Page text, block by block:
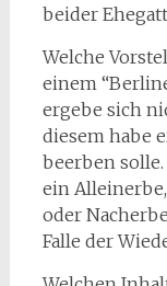
beider
Welche
einem
ergebe sich
diesem habe
beerben
ein
oder
Falle der